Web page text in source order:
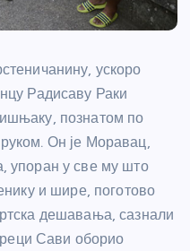
ускоро
Радисаву Раки
познатом по
Он је Моравац,
упоран у све му што
и шире, поготово
дешавања, сазнали
реци Сави оборио